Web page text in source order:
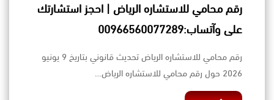
رقم محامي للاستشاره الرياض | احجز استشارتك
على وآتساب:00966560077289
رقم محامي للاستشاره الرياض تحديث قانوني بتاريخ 9 يونيو
2026 حول رقم محامي للاستشاره الرياض…